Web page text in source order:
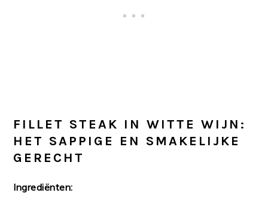
FILLET STEAK IN WITTE WIJN:
HET SAPPIGE EN SMAKELIJKE
GERECHT
Ingrediënten: